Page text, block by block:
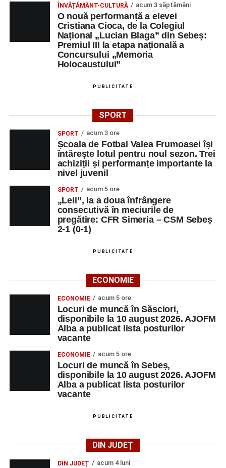
ÎNVĂȚĂMÂNT-CULTURĂ acum 3 săptămâni
O nouă performanță a elevei
Cristiana Cioca, de la Colegiul
Național „Lucian Blaga” din Sebeș:
Premiul III la etapa națională a
Concursului „Memoria
Holocaustului”
PUBLICITATE
SPORT
SPORT acum 3 ore
Școala de Fotbal Valea Frumoasei își
întărește lotul pentru noul sezon. Trei
achiziții și performanțe importante la
nivel juvenil
SPORT acum 5 ore
„Leii”, la a doua înfrângere
consecutivă în meciurile de
pregătire: CFR Simeria – CSM Sebeș
2-1 (0-1)
PUBLICITATE
ECONOMIE
ECONOMIE acum 5 ore
Locuri de muncă în Săsciori,
disponibile la 10 august 2026. AJOFM
Alba a publicat lista posturilor
vacante
ECONOMIE acum 5 ore
Locuri de muncă în Sebeș,
disponibile la 10 august 2026. AJOFM
Alba a publicat lista posturilor
vacante
PUBLICITATE
DIN JUDEȚ
DIN JUDEȚ acum 4 luni